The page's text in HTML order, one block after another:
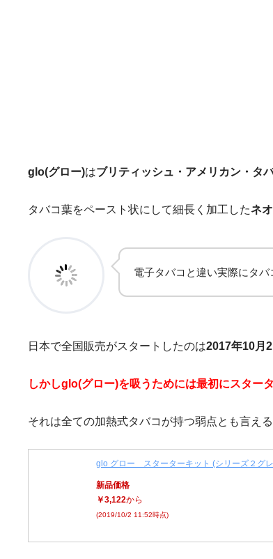
glo(グロー)はブリティッシュ・アメリカン・タ
タバコ葉をペースト状にして細長く加工したネ
電子タバコと違い実際にタ
日本で全国販売がスタートしたのは2017年10月2
しかしglo(グロー)を吸うためには最初にスター
それは全ての加熱式タバコが持つ弱点とも言え
glo グロー スターターキット (シリーズ２グ
新品価格
￥3,122から
(2019/10/2 11:52時点)